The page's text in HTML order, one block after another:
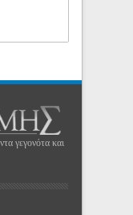
γεγονότα και